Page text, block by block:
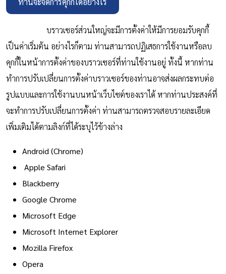
บราวเซอร์ส่วนใหญ่จะมีการตั้งค่าให้มีการยอมรับคุกกี้
เป็นค่าเริ่มต้น อย่างไรก็ตาม ท่านสามารถปฏิเสธการใช้งานหรือลบ
คุกกี้ในหน้าการตั้งค่าของบราวเซอร์ที่ท่านใช้งานอยู่ ทั้งนี้ หากท่าน
ทำการปรับเปลี่ยนการตั้งค่าบราวเซอร์ของท่านอาจส่งผลกระทบต่อ
รูปแบบและการใช้งานบนหน้าเว็บไซต์ของเราได้ หากท่านประสงค์ที่
จะทำการปรับเปลี่ยนการตั้งค่า ท่านสามารถตรวจสอบรายละเอียด
เพิ่มเติมได้ตามลิงก์ที่ได้ระบุไว้ข้างล่าง
Android (Chrome)
Apple Safari
Blackberry
Google Chrome
Microsoft Edge
Microsoft Internet Explorer
Mozilla Firefox
Opera